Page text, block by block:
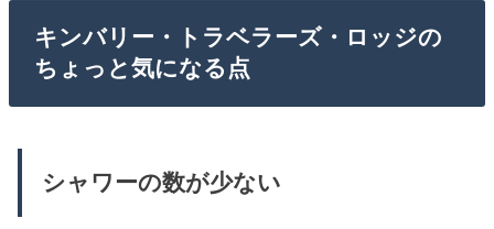
キンバリー・トラベラーズ・ロッジの
ちょっと気になる点
シャワーの数が少ない